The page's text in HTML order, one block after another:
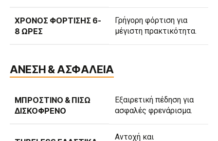
ΧΡΌΝΟΣ ΦΌΡΤΙΣΗΣ 6-
8 ΏΡΕΣ
Γρήγορη φόρτιση για
μέγιστη πρακτικότητα.
ΑΝΕΣΗ & ΑΣΦΑΛΕΙΑ
ΜΠΡΟΣΤΙΝΌ & ΠΊΣΩ
ΔΙΣΚΌΦΡΕΝΟ
Εξαιρετική πέδηση για
ασφαλές φρενάρισμα.
Αντοχή και